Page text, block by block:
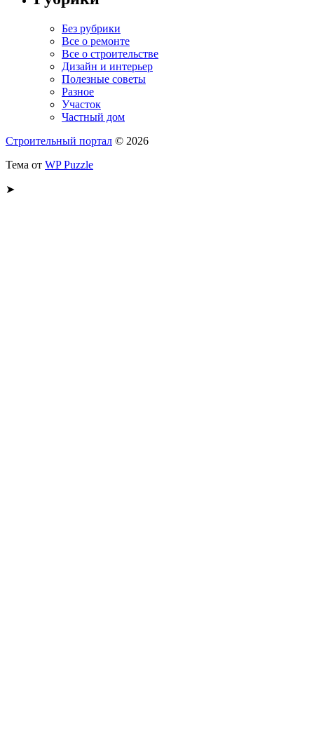
Без рубрики
Все о ремонте
Все о строительстве
Дизайн и интерьер
Полезные советы
Разное
Участок
Частный дом
Строительный портал © 2026
Тема от WP Puzzle
➤